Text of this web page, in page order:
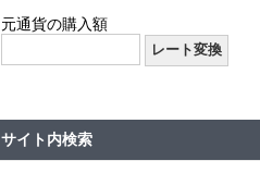
元通貨の購入額
サイト内検索